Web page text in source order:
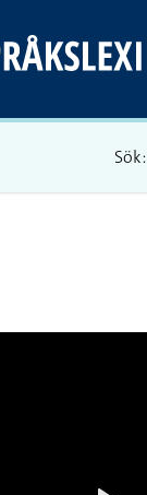
Sök: